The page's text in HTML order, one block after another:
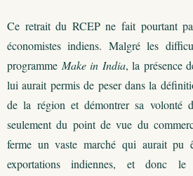
Ce retrait du RCEP ne fait pourtant
économistes indiens. Malgré les
programme Make in India, la présence
lui aurait permis de peser dans la
de la région et démontrer sa volonté
seulement du point de vue du
ferme un vaste marché qui aurait pu
exportations indiennes, et donc le